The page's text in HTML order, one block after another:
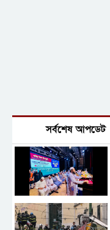
সর্বশেষ আপডেট